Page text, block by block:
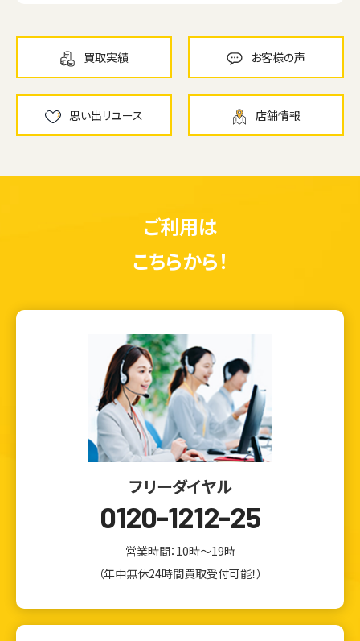
買取実績 お客様の声
思い出リユース 店舗情報
ご利用は
こちらから！
フリーダイヤル
0120-1212-25
営業時間：10時～19時
（年中無休24時間買取受付可能！）